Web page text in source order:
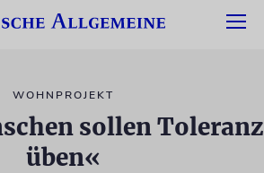
WOHNPROJEKT
sollen Toleranz
üben«